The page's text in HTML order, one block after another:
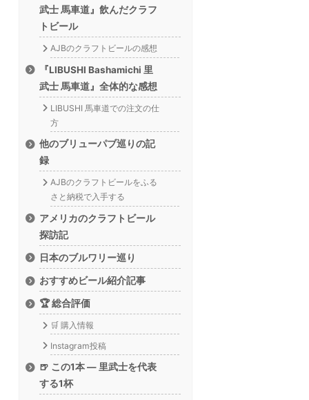
武士 馬車道』飲んだクラフ
トビール
AJBのクラフトビールの感想
『LIBUSHI Bashamichi 里
武士 馬車道』全体的な感想
LIBUSHI 馬車道での注文の仕
方
他のブリューパブ巡りの記
録
AJBのクラフトビールをふる
さと納税で入手する
アメリカのクラフトビール
探訪記
日本のブルワリー巡り
おすすめビール紹介記事
🏆 総合評価
🛒 購入情報
Instagram投稿
🍺 この1本 — 里武士を代表
する1杯